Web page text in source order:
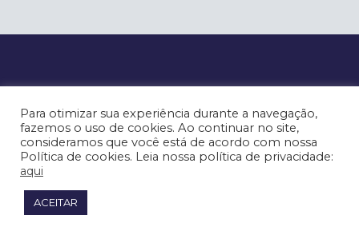
Para otimizar sua experiência durante a navegação,
fazemos o uso de cookies. Ao continuar no site,
consideramos que você está de acordo com nossa
Política de cookies. Leia nossa política de privacidade:
aqui
ACEITAR